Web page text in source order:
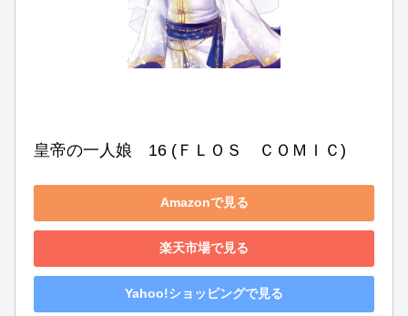
皇帝の一人娘　16 (ＦＬＯＳ　ＣＯＭＩＣ)
Amazonで見る
楽天市場で見る
Yahoo!ショッピングで見る